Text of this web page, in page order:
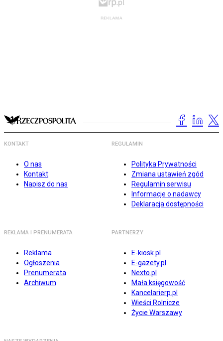
KONTAKT
O nas
Kontakt
Napisz do nas
REGULAMIN
Polityka Prywatności
Zmiana ustawień zgód
Regulamin serwisu
Informacje o nadawcy
Deklaracja dostępności
REKLAMA I PRENUMERATA
Reklama
Ogłoszenia
Prenumerata
Archiwum
PARTNERZY
E-kiosk.pl
E-gazety.pl
Nexto.pl
Mała księgowość
Kancelarierp.pl
Wieści Rolnicze
Życie Warszawy